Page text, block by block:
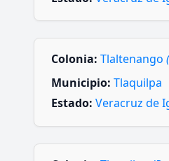
Colonia: Tlaltenango
Municipio: Tlaquilpa
Estado: Veracruz de